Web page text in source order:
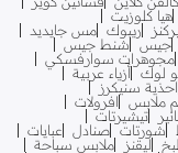
هيا كلوزيت
ريبوك مس جايديد
جيس
شنط جيس
مجوهرات سوارفسكي
لوك أزياء عربية
احذية سنيكرز
ملابس
افرولات
تيشيرتات
شورتات صنادل
عبايات
ليقنز
ملابس سباحة